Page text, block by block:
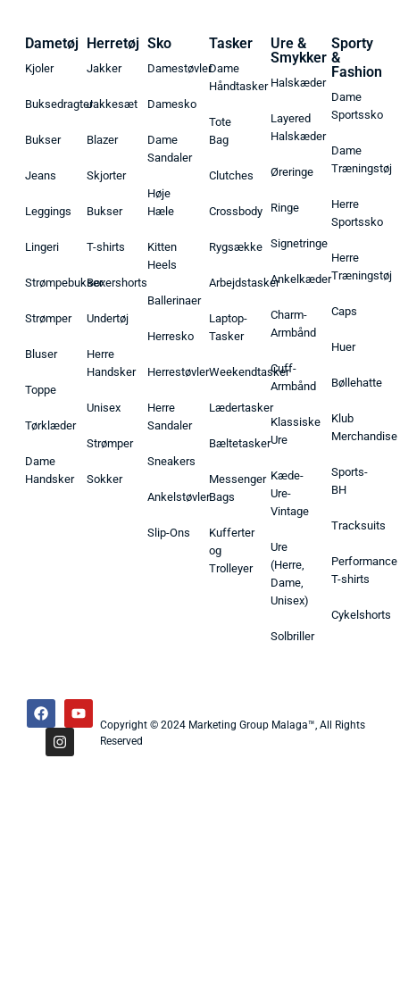
Dametøj
Kjoler
Buksedragter
Bukser
Jeans
Leggings
Lingeri
Strømpebukser
Strømper
Bluser
Toppe
Tørklæder
Dame
Handsker
Herretøj
Jakker
Jakkesæt
Blazer
Skjorter
Bukser
T-shirts
Boxershorts
Undertøj
Herre
Handsker
Unisex
Strømper
Sokker
Sko
Damestøvler
Damesko
Dame
Sandaler
Høje
Hæle
Kitten
Heels
Ballerinaer
Herresko
Herrestøvler
Herre
Sandaler
Sneakers
Ankelstøvler
Slip-Ons
Tasker
Dame
Håndtasker
Tote
Bag
Clutches
Crossbody
Rygsække
Arbejdstasker
Laptop-
Tasker
Weekendtasker
Lædertasker
Bæltetasker
Messenger
Bags
Kufferter
og
Trolleyer
Ure &
Smykker
Halskæder
Layered
Halskæder
Øreringe
Ringe
Signetringe
Ankelkæder
Charm-
Armbånd
Cuff-
Armbånd
Klassiske
Ure
Kæde-
Ure-
Vintage
Ure
(Herre,
Dame,
Unisex)
Solbriller
Sporty
&
Fashion
Dame
Sportssko
Dame
Træningstøj
Herre
Sportssko
Herre
Træningstøj
Caps
Huer
Bøllehatte
Klub
Merchandise
Sports-
BH
Tracksuits
Performance
T-shirts
Cykelshorts
Copyright © 2024 Marketing Group Malaga™, All Rights
Reserved